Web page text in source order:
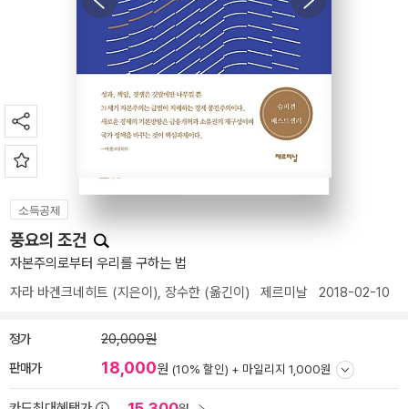
소득공제
풍요의 조건
자본주의로부터 우리를 구하는 법
자라 바겐크네히트 (지은이), 장수한 (옮긴이) 제르미날 2018-02-10
정가 20,000원
판매가 18,000원 (10% 할인) + 마일리지 1,000원